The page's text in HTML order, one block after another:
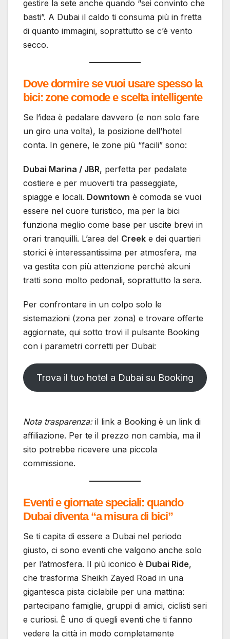
gestire la sete anche quando “sei convinto che
basti”. A Dubai il caldo ti consuma più in fretta
di quanto immagini, soprattutto se c’è vento
secco.
Dove dormire se vuoi usare spesso la
bici: zone comode e scelta intelligente
Se l’idea è pedalare davvero (e non solo fare
un giro una volta), la posizione dell’hotel
conta. In genere, le zone più “facili” sono:
Dubai Marina / JBR, perfetta per pedalate
costiere e per muoverti tra passeggiate,
spiagge e locali. Downtown è comoda se vuoi
essere nel cuore turistico, ma per la bici
funziona meglio come base per uscite brevi in
orari tranquilli. L’area del Creek e dei quartieri
storici è interessantissima per atmosfera, ma
va gestita con più attenzione perché alcuni
tratti sono molto pedonali, soprattutto la sera.
Per confrontare in un colpo solo le
sistemazioni (zona per zona) e trovare offerte
aggiornate, qui sotto trovi il pulsante Booking
con i parametri corretti per Dubai:
Trova il tuo hotel a Dubai su Booking
Nota trasparenza:il link a Booking è un link di
affiliazione. Per te il prezzo non cambia, ma il
sito potrebbe ricevere una piccola
commissione.
Eventi e giornate speciali: quando
Dubai diventa “a misura di bici”
Se ti capita di essere a Dubai nel periodo
giusto, ci sono eventi che valgono anche solo
per l’atmosfera. Il più iconico è Dubai Ride,
che trasforma Sheikh Zayed Road in una
gigantesca pista ciclabile per una mattina:
partecipano famiglie, gruppi di amici, ciclisti seri
e curiosi. È uno di quegli eventi che ti fanno
vedere la città in modo completamente